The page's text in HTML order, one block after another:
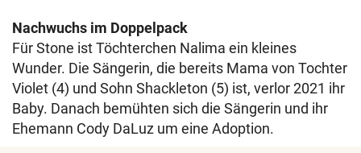
Nachwuchs im Doppelpack
Für Stone ist Töchterchen Nalima ein kleines
Wunder. Die Sängerin, die bereits Mama von Tochter
Violet (4) und Sohn Shackleton (5) ist, verlor 2021 ihr
Baby. Danach bemühten sich die Sängerin und ihr
Ehemann Cody DaLuz um eine Adoption.